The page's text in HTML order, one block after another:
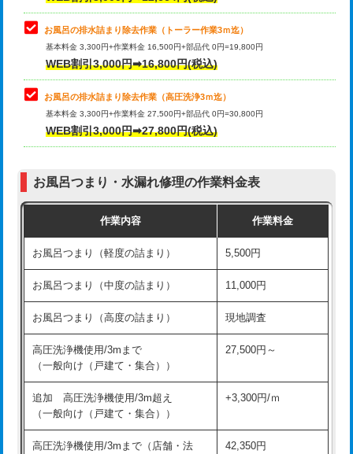
タンクレストイレ脱着 33,000円
小便器トイレ脱着
その他部品の脱着 8,800円～
交換・取付（タンク）
交換・取付（普通便座） 11,000円+材料費
交換・取付（温水洗浄便座） 16,500円+材料費
交換・取付(単水栓（壁付・デッキ
式）)
13,200円+材料費
交換・取付(混合水栓（壁付・デッキ
式・ワンホール）)
16,500円+材料費
交換・取付(排水栓・排水トラップ
（P/S/ポップアップ））
22,000円+材料費
交換・取付（その他部品） 11,000円+材料費
持込商品取付（単水栓） 13,200円
お風呂の排水詰まり除去作業（トーラー作業3ｍ迄）
基本料金 3,300円+作業料金 16,500円+部品代 0円=19,800円
WEB割引3,000円➡16,800円(税込)
お風呂の排水詰まり除去作業（高圧洗浄3ｍ迄）
基本料金 3,300円+作業料金 27,500円+部品代 0円=30,800円
WEB割引3,000円➡27,800円(税込)
お風呂つまり・水漏れ修理の作業料金表
作業内容 作業料金
お風呂つまり（軽度の詰まり） 5,500円
お風呂つまり（中度の詰まり） 11,000円
お風呂つまり（高度の詰まり） 現地調査
高圧洗浄機使用/3mまで
（一般向け（戸建て・集合））
27,500円～
追加 高圧洗浄機使用/3m超え
（一般向け（戸建て・集合））
+3,300円/ｍ
高圧洗浄機使用/3mまで（店舗・法
42,350円